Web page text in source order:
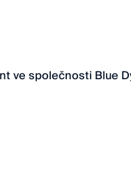
ve společnosti Blue